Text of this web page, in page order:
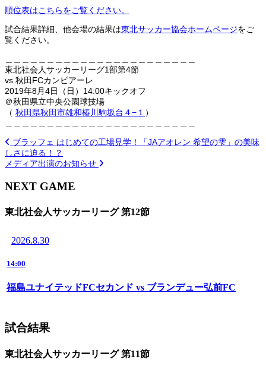
順位表はこちらをご覧ください。
試合結果詳細、他会場の結果は東北サッカー協会ホームページをご
覧ください。
東北社会人サッカーリーグ1部第4節
vs 秋田FCカンビアーレ
2019年8月4日（日）14:00キックオフ
＠秋田県立中央公園球技場
（ 秋田県秋田市雄和椿川駒坂台４−１ ）
ブラッフェ はじめての工場見学！「JAアオレン 希望の雫」の美味
しさに迫る！？
メディア出演のお知らせ
NEXT GAME
東北社会人サッカーリーグ 第12節
2026.8.30
14:00
福島ユナイテッドFCセカンド vs ブランデュー弘前FC
試合結果
東北社会人サッカーリーグ 第11節